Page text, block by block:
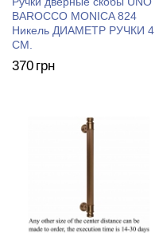
BAROCCO MONICA 824
Никель ДИАМЕТР РУЧКИ 4
СМ.
370 грн